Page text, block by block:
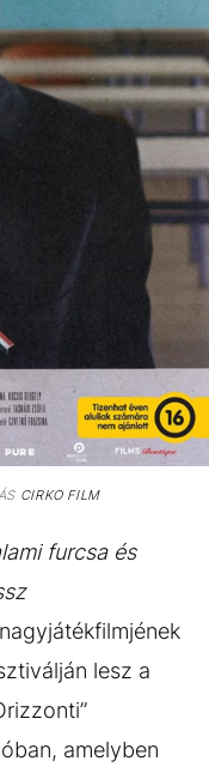
CIRKO FILM
furcsa és
lesz a
amelyben